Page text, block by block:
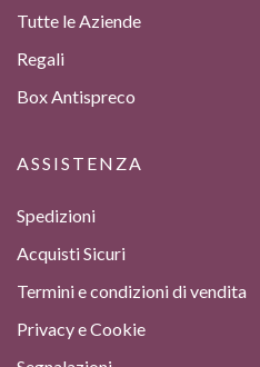
Tutte le Aziende
Regali
Box Antispreco
ASSISTENZA
Spedizioni
Acquisti Sicuri
Termini e condizioni di vendita
Privacy e Cookie